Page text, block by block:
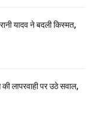
यादव ने बदली किस्मत,
की लापरवाही पर उठे सवाल,